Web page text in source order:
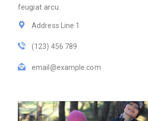
feugiat arcu.
Address Line 1
(123) 456 789
email@example.com